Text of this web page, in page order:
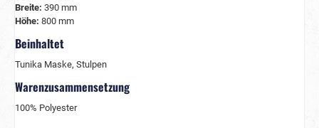
Breite: 390 mm
Höhe: 800 mm
Beinhaltet
Tunika Maske, Stulpen
Warenzusammensetzung
100% Polyester